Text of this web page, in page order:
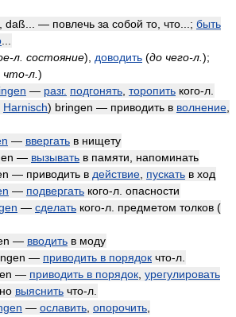
daß... — повлечь за собой то, что...; быть
л. состояние) доводить (до чего-л. );
л. )
— разг. подгонять торопить кого-л.
Harnisch) bringen — приводить в волнение
— ввергать в нищету
— вызывать в памяти, напоминать
— приводить в действие пускать в ход
— подвергать кого-л. опасности
— сделать кого-л. предметом толков (
— вводить в моду
— приводить в порядок что-л.
— приводить в порядок урегулировать
выяснить что-л.
— ославить опорочить